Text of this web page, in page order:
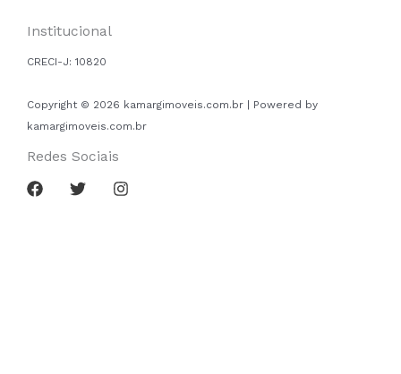
Institucional
CRECI-J: 10820
Copyright © 2026 kamargimoveis.com.br | Powered by
kamargimoveis.com.br
Redes Sociais